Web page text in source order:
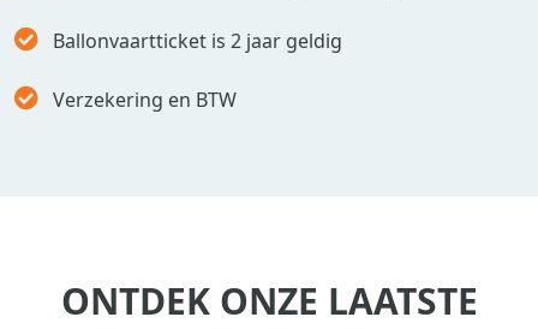
Ballonvaartticket is 2 jaar geldig
Verzekering en BTW
ONTDEK ONZE LAATSTE